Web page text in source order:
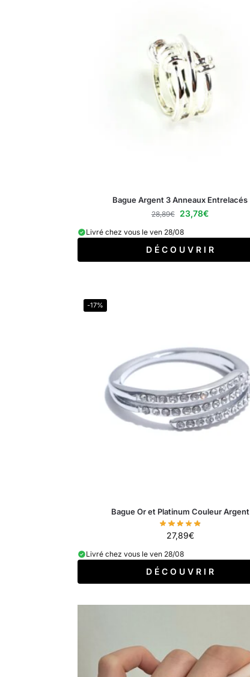
Bague Argent 3 Anneaux Entrelacés
28,89€ 23,78€
Livré chez vous le ven 28/08
D É C O U V R I R
-17%
Bague Or et Platinum Couleur Argent
27,89€
Livré chez vous le ven 28/08
D É C O U V R I R